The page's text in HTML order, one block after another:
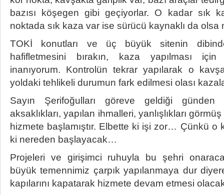
bazısı köşegen gibi geçiyorlar. O kadar sık
noktada sık kaza var ise sürücü kaynaklı da olsa
TOKİ konutları ve üç büyük sitenin
hafifletmesini bırakın, kaza yapılması için
inanıyorum. Kontrolün tekrar yapılarak o
yoldaki tehlikeli durumun fark edilmesi olası
Sayın Şerifoğulları göreve geldiği
aksaklıkları, yapılan ihmalleri, yanlışlıkları
hizmete başlamıştır. Elbette ki işi zor… Çünkü o
ki nereden başlayacak…
Projeleri ve girişimci ruhuyla bu şehri
büyük temennimiz çarpık yapılanmaya dur
kapılarını kapatarak hizmete devam etmesi